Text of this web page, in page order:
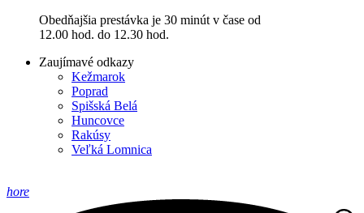
Obedňajšia prestávka je 30 minút v čase od
12.00 hod. do 12.30 hod.
Zaujímavé odkazy
Kežmarok
Poprad
Spišská Belá
Huncovce
Rakúsy
Veľká Lomnica
hore